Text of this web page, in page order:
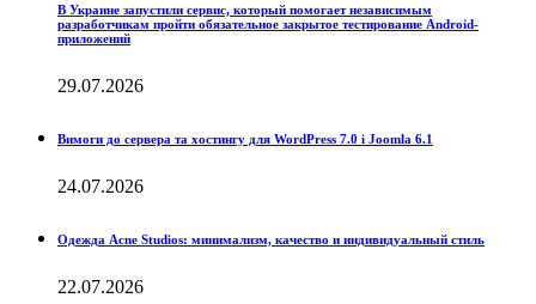
В Украине запустили сервис, который помогает независимым
разработчикам пройти обязательное закрытое тестирование Android-
приложений
29.07.2026
Вимоги до сервера та хостингу для WordPress 7.0 і Joomla 6.1
24.07.2026
Одежда Acne Studios: минимализм, качество и индивидуальный стиль
22.07.2026